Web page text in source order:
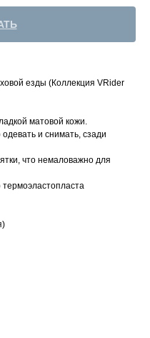
езды (Коллекция VRider
матовой кожи.
и снимать, сзади
что немаловажно для